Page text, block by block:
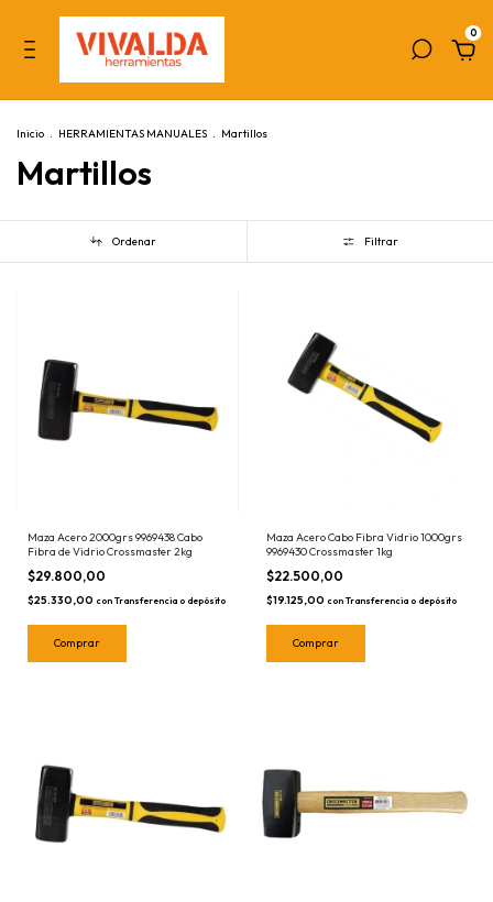
0
Inicio . HERRAMIENTAS MANUALES . Martillos
Martillos
Ordenar Filtrar
Maza Acero 2000grs 9969438 Cabo
Fibra de Vidrio Crossmaster 2kg
$29.800,00
$25.330,00 con Transferencia o depósito
Maza Acero Cabo Fibra Vidrio 1000grs
9969430 Crossmaster 1kg
$22.500,00
$19.125,00 con Transferencia o depósito